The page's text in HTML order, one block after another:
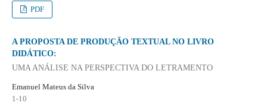
PDF
A PROPOSTA DE PRODUÇÃO TEXTUAL NO LIVRO
DIDÁTICO:
UMA ANÁLISE NA PERSPECTIVA DO LETRAMENTO
Emanuel Mateus da Silva
1-10